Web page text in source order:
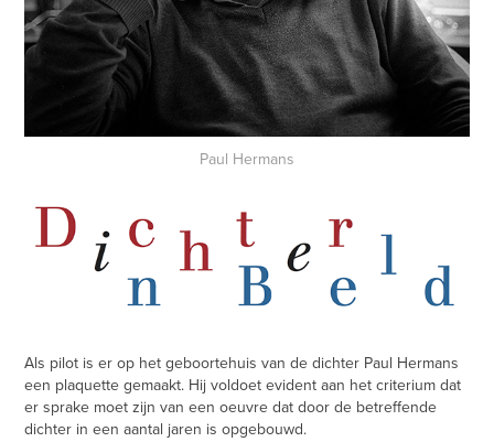
Paul Hermans
Als pilot is er op het geboortehuis van de dichter Paul Hermans
een plaquette gemaakt. Hij voldoet evident aan het criterium dat
er sprake moet zijn van een oeuvre dat door de betreffende
dichter in een aantal jaren is opgebouwd.